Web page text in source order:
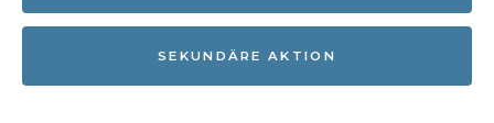
SEKUNDÄRE AKTION